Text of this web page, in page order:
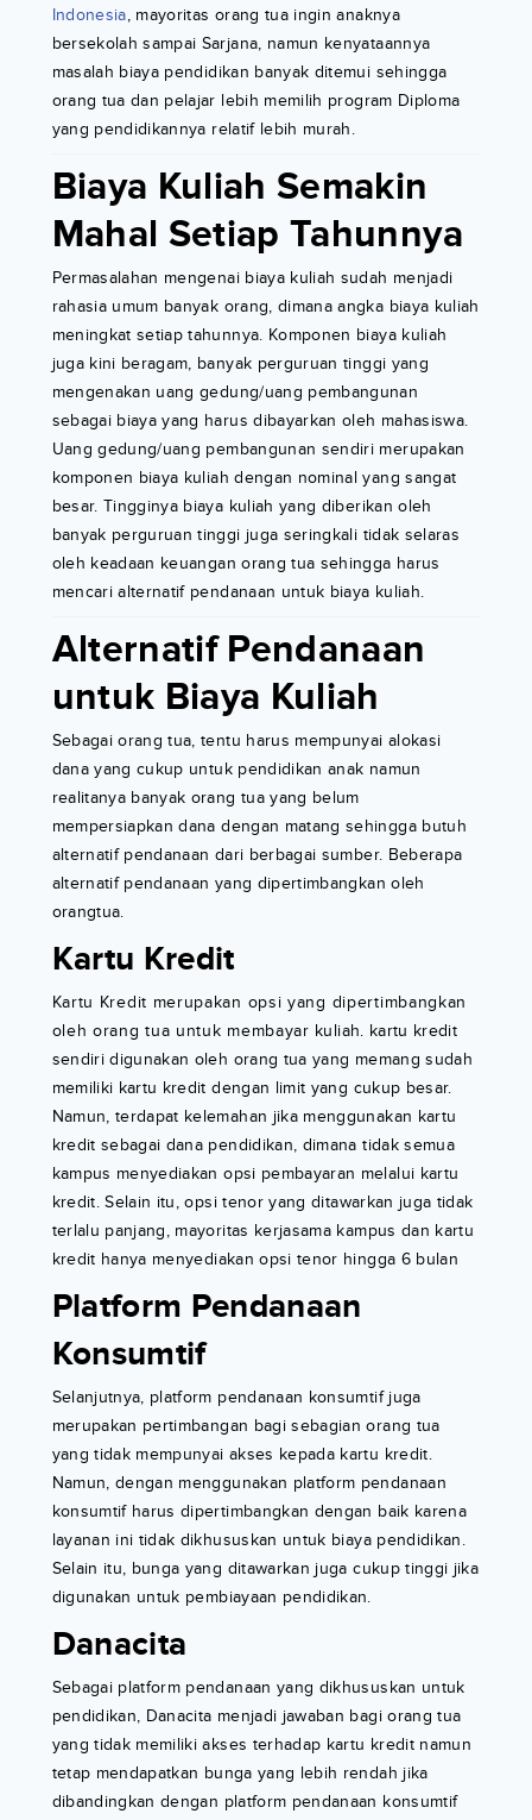
Indonesia, mayoritas orang tua ingin anaknya
bersekolah sampai Sarjana, namun kenyataannya
masalah biaya pendidikan banyak ditemui sehingga
orang tua dan pelajar lebih memilih program Diploma
yang pendidikannya relatif lebih murah.
Biaya Kuliah Semakin
Mahal Setiap Tahunnya
Permasalahan mengenai biaya kuliah sudah menjadi
rahasia umum banyak orang, dimana angka biaya kuliah
meningkat setiap tahunnya. Komponen biaya kuliah
juga kini beragam, banyak perguruan tinggi yang
mengenakan uang gedung/uang pembangunan
sebagai biaya yang harus dibayarkan oleh mahasiswa.
Uang gedung/uang pembangunan sendiri merupakan
komponen biaya kuliah dengan nominal yang sangat
besar. Tingginya biaya kuliah yang diberikan oleh
banyak perguruan tinggi juga seringkali tidak selaras
oleh keadaan keuangan orang tua sehingga harus
mencari alternatif pendanaan untuk biaya kuliah.
Alternatif Pendanaan
untuk Biaya Kuliah
Sebagai orang tua, tentu harus mempunyai alokasi
dana yang cukup untuk pendidikan anak namun
realitanya banyak orang tua yang belum
mempersiapkan dana dengan matang sehingga butuh
alternatif pendanaan dari berbagai sumber. Beberapa
alternatif pendanaan yang dipertimbangkan oleh
orangtua.
Kartu Kredit
Kartu Kredit merupakan opsi yang dipertimbangkan
oleh orang tua untuk membayar kuliah. kartu kredit
sendiri digunakan oleh orang tua yang memang sudah
memiliki kartu kredit dengan limit yang cukup besar.
Namun, terdapat kelemahan jika menggunakan kartu
kredit sebagai dana pendidikan, dimana tidak semua
kampus menyediakan opsi pembayaran melalui kartu
kredit. Selain itu, opsi tenor yang ditawarkan juga tidak
terlalu panjang, mayoritas kerjasama kampus dan kartu
kredit hanya menyediakan opsi tenor hingga 6 bulan
Platform Pendanaan
Konsumtif
Selanjutnya, platform pendanaan konsumtif juga
merupakan pertimbangan bagi sebagian orang tua
yang tidak mempunyai akses kepada kartu kredit.
Namun, dengan menggunakan platform pendanaan
konsumtif harus dipertimbangkan dengan baik karena
layanan ini tidak dikhususkan untuk biaya pendidikan.
Selain itu, bunga yang ditawarkan juga cukup tinggi jika
digunakan untuk pembiayaan pendidikan.
Danacita
Sebagai platform pendanaan yang dikhususkan untuk
pendidikan, Danacita menjadi jawaban bagi orang tua
yang tidak memiliki akses terhadap kartu kredit namun
tetap mendapatkan bunga yang lebih rendah jika
dibandingkan dengan platform pendanaan konsumtif